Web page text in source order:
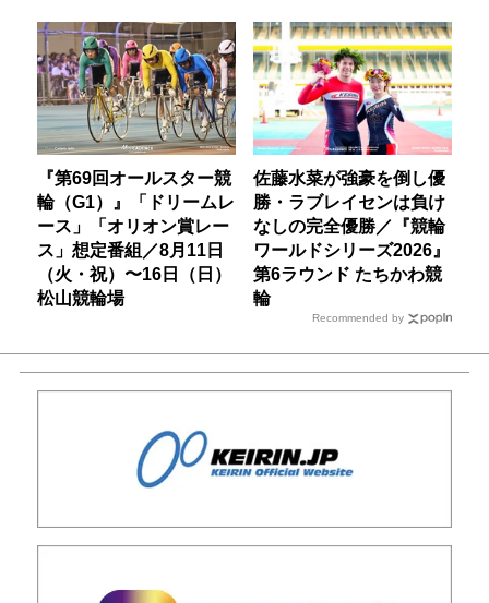
『第69回オールスター競
輪（G1）』「ドリームレ
ース」「オリオン賞レー
ス」想定番組／8月11日
（火・祝）〜16日（日）
松山競輪場
佐藤水菜が強豪を倒し優
勝・ラブレイセンは負け
なしの完全優勝／『競輪
ワールドシリーズ2026』
第6ラウンド たちかわ競
輪
Recommended by